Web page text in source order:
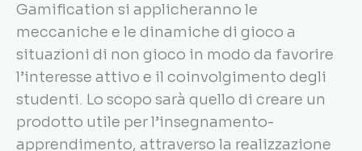
Gamification si applicheranno le
meccaniche e le dinamiche di gioco a
situazioni di non gioco in modo da favorire
l’interesse attivo e il coinvolgimento degli
studenti. Lo scopo sarà quello di creare un
prodotto utile per l’insegnamento-
apprendimento, attraverso la realizzazione